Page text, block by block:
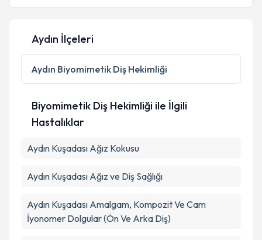
Aydın İlçeleri
Aydın Biyomimetik Diş Hekimliği
Biyomimetik Diş Hekimliği ile İlgili
Hastalıklar
Aydın Kuşadası Ağız Kokusu
Aydın Kuşadası Ağız ve Diş Sağlığı
Aydın Kuşadası Amalgam, Kompozit Ve Cam
İyonomer Dolgular (Ön Ve Arka Diş)